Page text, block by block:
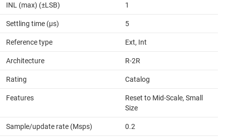
INL (max) (±LSB) 1
Settling time (µs) 5
Reference type Ext, Int
Architecture R-2R
Rating Catalog
Features
Reset to Mid-Scale, Small
Size
Sample/update rate (Msps) 0.2